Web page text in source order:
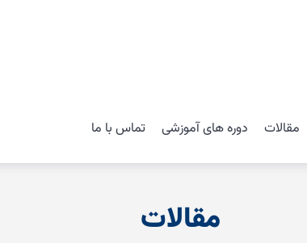
مقالات دوره های آموزشی تماس با ما
مقالات